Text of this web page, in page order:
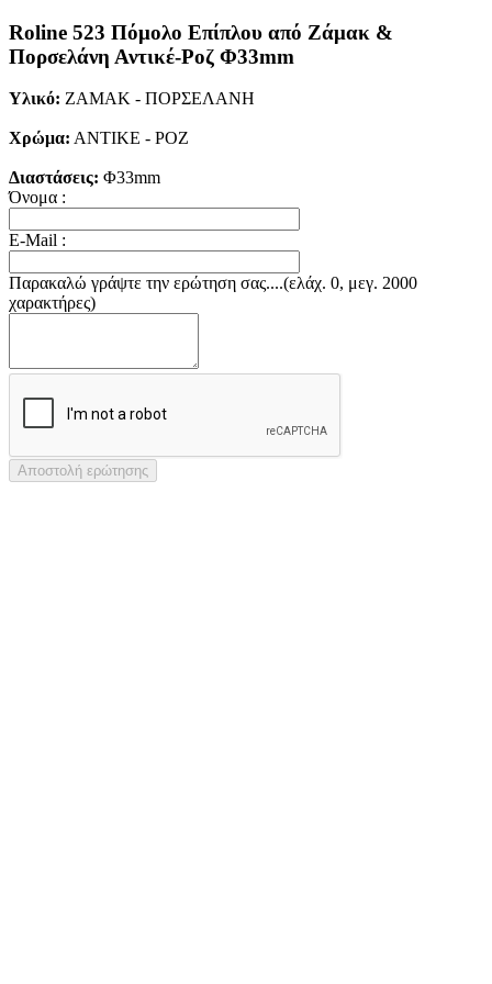
Roline 523 Πόμολο Eπίπλου από Ζάμακ &
Πορσελάνη Αντικέ-Ροζ Φ33mm
Υλικό: ΖΑΜΑΚ - ΠΟΡΣΕΛΑΝΗ
Χρώμα: ΑΝΤΙΚΕ - ΡΟΖ
Διαστάσεις: Φ33mm
Όνομα :
E-Mail :
Παρακαλώ γράψτε την ερώτηση σας....(ελάχ. 0, μεγ. 2000
χαρακτήρες)
Αποστολή ερώτησης